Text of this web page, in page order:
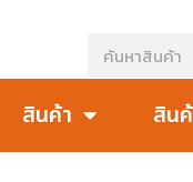
สินค้า สิน